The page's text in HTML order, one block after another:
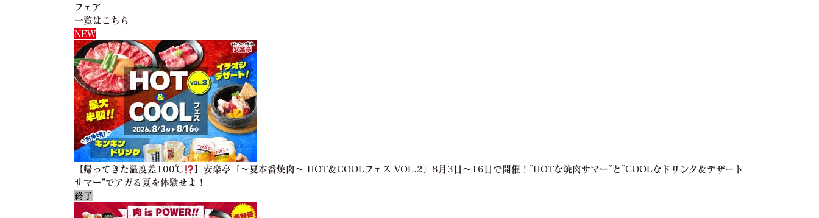
フェア
一覧はこちら
NEW
【帰ってきた温度差100℃
】安楽亭「～夏本番焼肉～ HOT＆COOLフェス VOL.2」8月3日～16日で開催！”HOTな焼肉サマー”と”COOLなドリンク＆デザート
サマー”でアガる夏を体験せよ！
終了